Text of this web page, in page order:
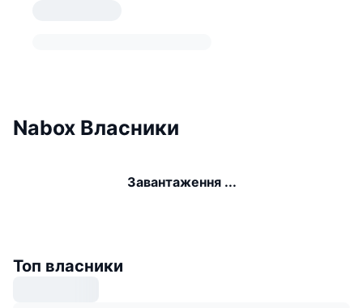
Nabox Власники
Завантаження ...
Топ власники